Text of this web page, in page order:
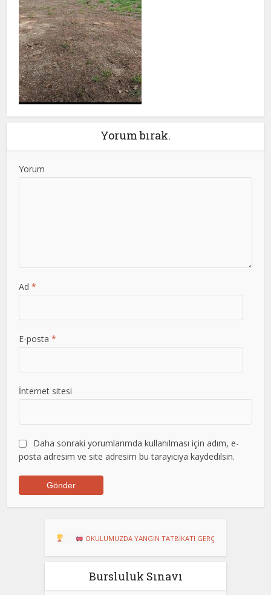
Yorum bırak.
Yorum
Ad*
E-posta*
İnternet sitesi
Daha sonraki yorumlarımda kullanılması için adım, e-
posta adresim ve site adresim bu tarayıcıya kaydedilsin.
OKULUMUZDA YANGIN TATBİKATI GERÇEKLEŞTİRİLDİ
Bursluluk Sınavı